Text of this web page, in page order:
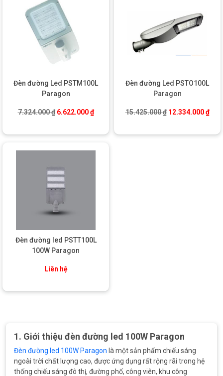
Đèn đường Led PSTM100L
Paragon
7.324.000₫ Giá gốc là: 7.324.000 ₫.
6.622.000₫Giá hiện tại là: 6.622.000 ₫.
Đèn đường Led PSTO100L
Paragon
15.425.000₫ Giá gốc là:
12.334.000₫Giá
Đèn đường led PSTT100L
100W Paragon
Liên hệ
1. Giới thiệu đèn đường led 100W Paragon
Đèn đường led 100W Paragon là một sản phẩm chiếu sáng
ngoài trời chất lượng cao, được ứng dụng rất rộng rãi trong hệ
thống chiếu sáng đô thị, đường phố, công viên, khu công